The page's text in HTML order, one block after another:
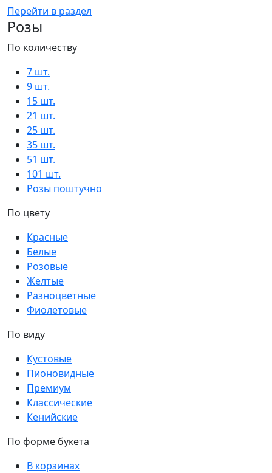
Перейти в раздел
Розы
По количеству
7 шт.
9 шт.
15 шт.
21 шт.
25 шт.
35 шт.
51 шт.
101 шт.
Розы поштучно
По цвету
Красные
Белые
Розовые
Желтые
Разноцветные
Фиолетовые
По виду
Кустовые
Пионовидные
Премиум
Классические
Кенийские
По форме букета
В корзинах